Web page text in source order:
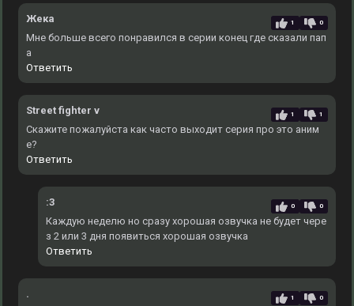
Жека 1 0
Мне больше всего понравился в серии конец где сказали пап
а
Ответить
Street fighter v 1 1
Скажите пожалуйста как часто выходит серия про это аним
е?
Ответить
:3 0 0
Каждую неделю но сразу хорошая озвучка не будет чере
з 2 или 3 дня появиться хорошая озвучка
Ответить
. 1 0